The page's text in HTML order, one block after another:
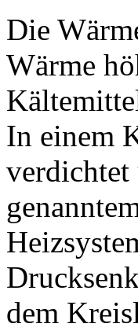
Die
Wärme
In einem
verdichtet
dem